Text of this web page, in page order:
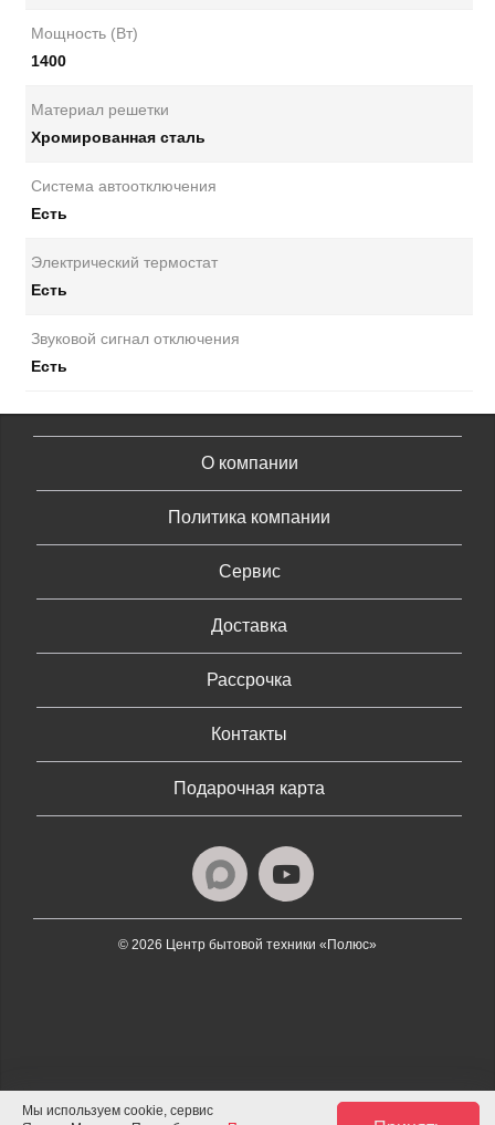
Мощность (Вт)
1400
Материал решетки
Хромированная сталь
Система автоотключения
Есть
Электрический термостат
Есть
Звуковой сигнал отключения
Есть
О компании
Политика компании
Сервис
Доставка
Рассрочка
Контакты
Подарочная карта
© 2026 Центр бытовой техники «Полюс»
Мы используем cookie, сервис